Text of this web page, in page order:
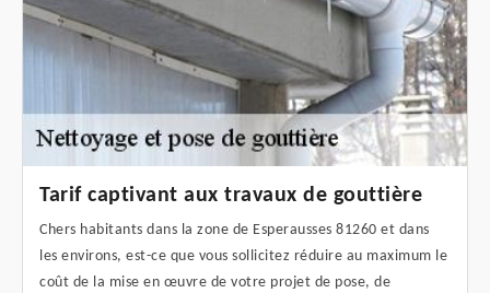
Tarif captivant aux travaux de gouttière
Chers habitants dans la zone de Esperausses 81260 et dans
les environs, est-ce que vous sollicitez réduire au maximum le
coût de la mise en œuvre de votre projet de pose, de